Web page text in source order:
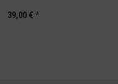
39,00 € *